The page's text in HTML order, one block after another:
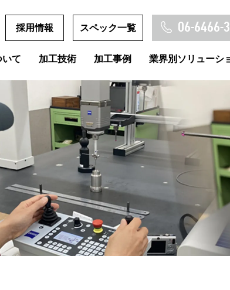
採用情報 スペック一覧 06-6466-
いて 加工技術 加工事例 業界別ソリューシ